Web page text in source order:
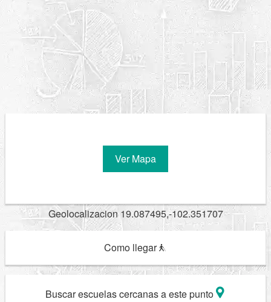
Ver Mapa
Geolocalizacion 19.087495,-102.351707
Como llegar
Buscar escuelas cercanas a este punto